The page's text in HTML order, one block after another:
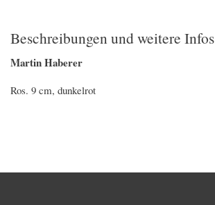
Beschreibungen und weitere Infos
Martin Haberer
Ros. 9 cm, dunkelrot